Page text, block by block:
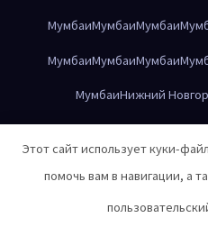
МумбаиМумбаиМумбаи
МумбаиМумбаиМумбаи
МумбаиНижний
Нижний НовгородНижний
Нижний
Этот сайт использует куки-
помочь вам в навигации, а